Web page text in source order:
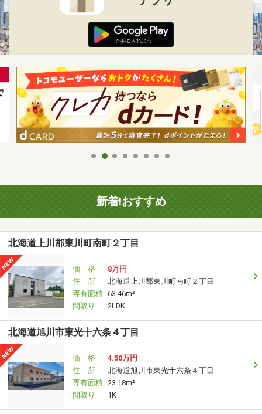
新着!おすすめ
北海道上川郡東川町南町２丁目
価 格
8万円
住 所
北海道上川郡東川町南町２丁目
専有面積 63.46m²
間取り
2LDK
北海道旭川市東光十六条４丁目
価 格
4.50万円
住 所
北海道旭川市東光十六条４丁目
専有面積 23.18m²
間取り
1K